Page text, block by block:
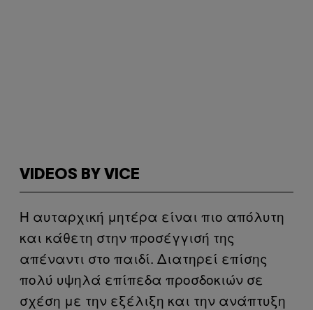
VIDEOS BY VICE
Η αυταρχική μητέρα είναι πιο απόλυτη
και κάθετη στην προσέγγισή της
απέναντι στο παιδί. Διατηρεί επίσης
πολύ υψηλά επίπεδα προσδοκιών σε
σχέση με την εξέλιξη και την ανάπτυξη